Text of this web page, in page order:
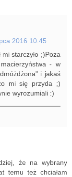
2016 10:45
starczyło ;)Poza
- w
i jakaś
mi się przyda ;)
wyrozumiali :)
że na wybrany
temu też chciałam